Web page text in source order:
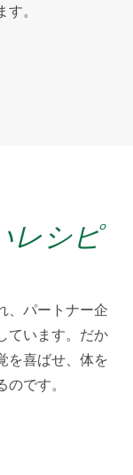
。
レシピ
、パートナー企
ています。だか
を喜ばせ、体を
です。